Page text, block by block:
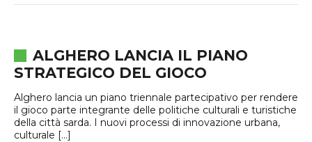
ALGHERO LANCIA IL PIANO
STRATEGICO DEL GIOCO
Alghero lancia un piano triennale partecipativo per rendere
il gioco parte integrante delle politiche culturali e turistiche
della città sarda. I nuovi processi di innovazione urbana,
culturale […]